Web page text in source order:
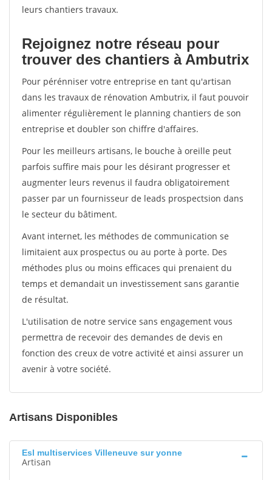
leurs chantiers travaux.
Rejoignez notre réseau pour
trouver des chantiers à Ambutrix
Pour pérénniser votre entreprise en tant qu'artisan
dans les travaux de rénovation Ambutrix, il faut pouvoir
alimenter régulièrement le planning chantiers de son
entreprise et doubler son chiffre d'affaires.
Pour les meilleurs artisans, le bouche à oreille peut
parfois suffire mais pour les désirant progresser et
augmenter leurs revenus il faudra obligatoirement
passer par un fournisseur de leads prospectsion dans
le secteur du bâtiment.
Avant internet, les méthodes de communication se
limitaient aux prospectus ou au porte à porte. Des
méthodes plus ou moins efficaces qui prenaient du
temps et demandait un investissement sans garantie
de résultat.
L'utilisation de notre service sans engagement vous
permettra de recevoir des demandes de devis en
fonction des creux de votre activité et ainsi assurer un
avenir à votre société.
Artisans Disponibles
Esl multiservices Villeneuve sur yonne
Artisan